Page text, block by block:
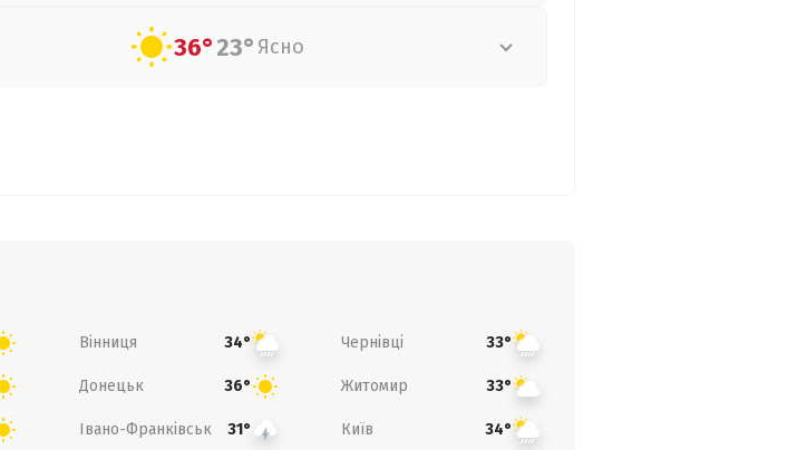
36°23° Ясно
Вінниця 34° Чернівці 33°
Донецьк 36° Житомир 33°
Івано-Франківськ 31° Київ 34°